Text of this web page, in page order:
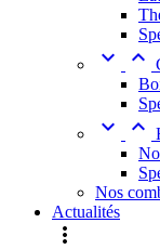
 
 
Nos
Actualités
